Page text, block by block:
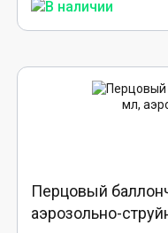
Перцовый
аэрозольно-